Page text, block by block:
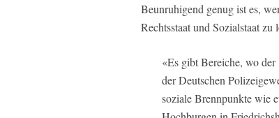
Beunruhigend genug ist es,
Rechtsstaat und Sozialstaat zu
«Es gibt Bereiche, wo
der Deutschen
soziale Brennpunkte wie